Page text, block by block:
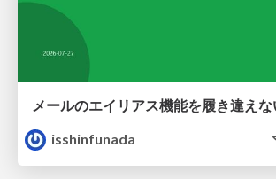
メールのエイリアス機能を履き違えな
isshinfunada